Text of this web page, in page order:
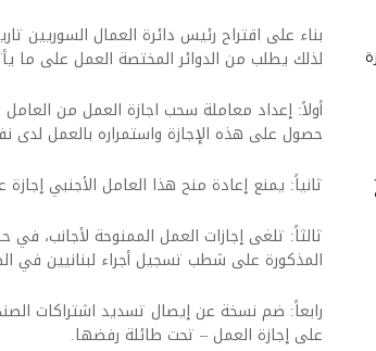
بناء على اقتراح رئيس دائرة العمال السوريين تاريخ 23/3/2022، وموافقة المدير العام بتاريخ 24/
لذلك يطلب من الدوائر المختصة العمل على ما
أولاً: إعداد معاملة سحب اجازة العمل من
حصول على هذه الإجازة واستمراره بالعمل
ثانياً: يمنع إعادة منح هذا العامل الأجنبي
ثالثاً: تلغى إجازات العمل الممنوحة لأجانب،
المذكورة على شطب تسجيل أجراء لبنانيين في
رابعاً: ضم نسخة عن إيصال تسديد اشتراكات
على إجازة العمل – تحت طائلة رفضها.